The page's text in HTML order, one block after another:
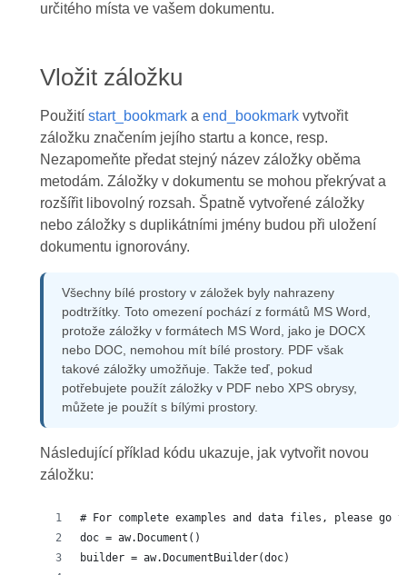
určitého místa ve vašem dokumentu.
Vložit záložku
Použití start_bookmarka end_bookmarkvytvořit
záložku značením jejího startu a konce, resp.
Nezapomeňte předat stejný název záložky oběma
metodám. Záložky v dokumentu se mohou překrývat a
rozšířit libovolný rozsah. Špatně vytvořené záložky
nebo záložky s duplikátními jmény budou při uložení
dokumentu ignorovány.
Všechny bílé prostory v záložek byly nahrazeny
podtržítky. Toto omezení pochází z formátů MS Word,
protože záložky v formátech MS Word, jako je DOCX
nebo DOC, nemohou mít bílé prostory. PDF však
takové záložky umožňuje. Takže teď, pokud
potřebujete použít záložky v PDF nebo XPS obrysy,
můžete je použít s bílými prostory.
Následující příklad kódu ukazuje, jak vytvořit novou
záložku:
# For complete examples and data files, please go
doc = aw.Document()
builder = aw.DocumentBuilder(doc)